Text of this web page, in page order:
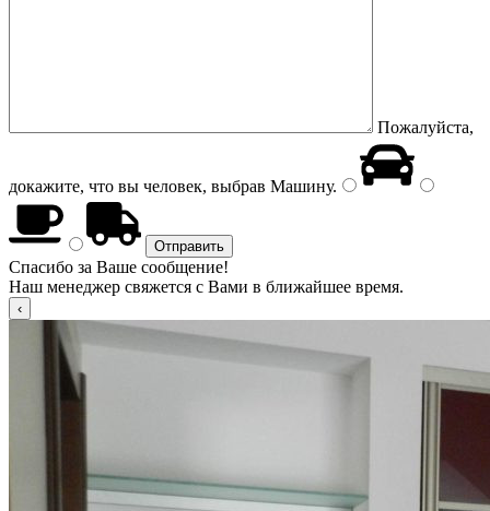
Пожалуйста,
докажите, что вы человек, выбрав Машину.
Спасибо за Ваше сообщение!
Наш менеджер свяжется с Вами в ближайшее время.